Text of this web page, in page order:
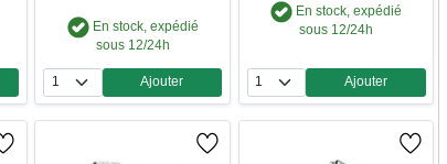
En stock, expédié
sous 12/24h
Quantité
Ajouter
En stock, expédié
sous 12/24h
Quantité
Ajouter